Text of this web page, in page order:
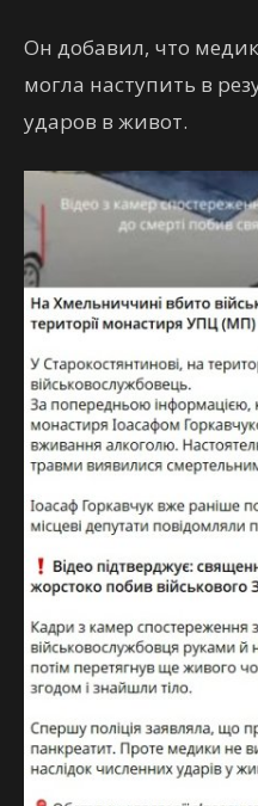
Он добавил, что
могла наступить в
ударов в живот.